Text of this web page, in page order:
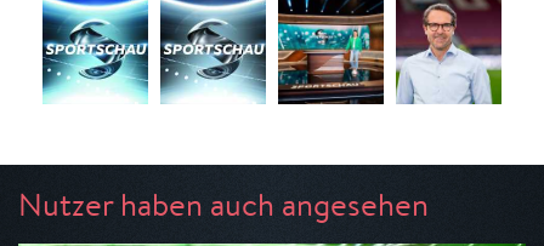
Nutzer haben auch angesehen